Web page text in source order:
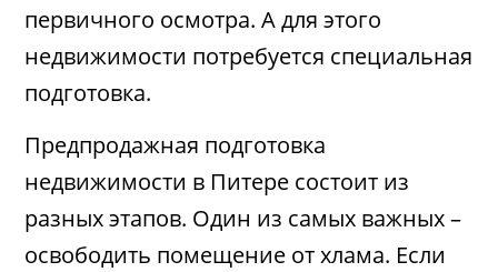
первичного осмотра. А для этого
недвижимости потребуется специальная
подготовка.
Предпродажная подготовка
недвижимости в Питере состоит из
разных этапов. Один из самых важных –
освободить помещение от хлама. Если